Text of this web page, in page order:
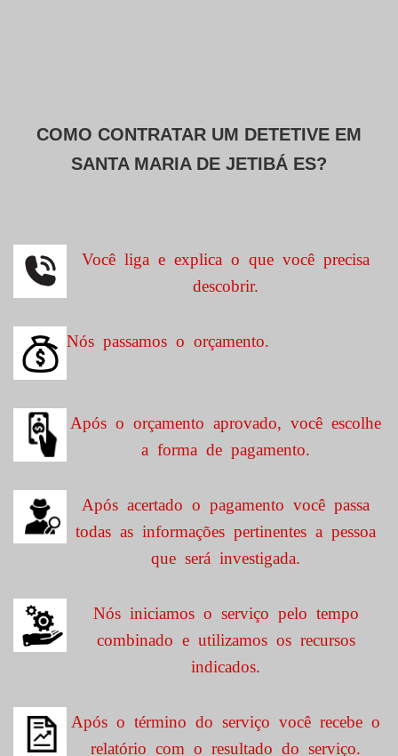
COMO CONTRATAR UM DETETIVE EM
SANTA MARIA DE JETIBÁ ES?
Você liga e explica o que você precisa
descobrir.
Nós passamos o orçamento.
Após o orçamento aprovado, você escolhe
a forma de pagamento.
Após acertado o pagamento você passa
todas as informações pertinentes a pessoa
que será investigada.
Nós iniciamos o serviço pelo tempo
combinado e utilizamos os recursos
indicados.
Após o término do serviço você recebe o
relatório com o resultado do serviço.